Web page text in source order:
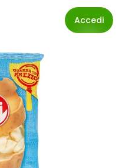
Accedi